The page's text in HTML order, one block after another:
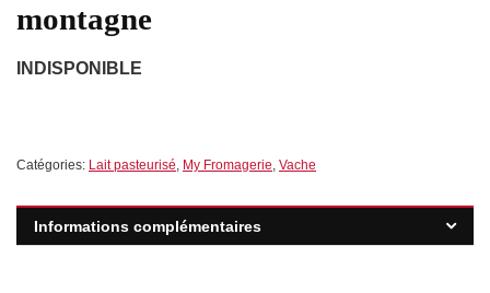
montagne
INDISPONIBLE
Catégories: Lait pasteurisé, My Fromagerie, Vache
Informations complémentaires